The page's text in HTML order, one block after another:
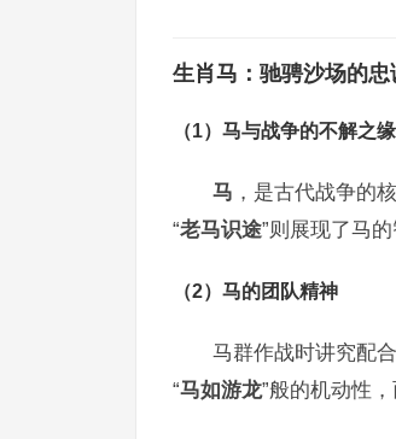
生肖马：驰骋沙场的忠
（1）马与战争的不解之缘
马 ，是古代战争的
“老马识途”则展现了马
（2）马的团队精神
马群作战时讲究配
“马如游龙”般的机动性，